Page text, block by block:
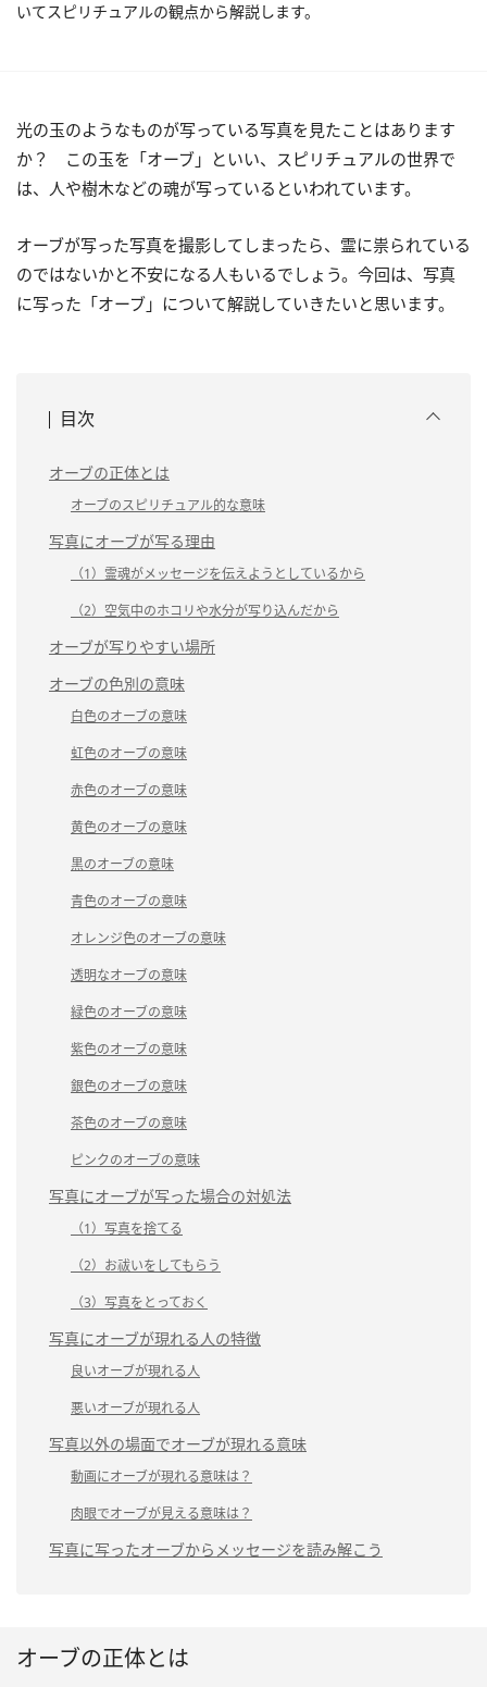
いてスピリチュアルの観点から解説します。
光の玉のようなものが写っている写真を見たことはあります
か？ この玉を「オーブ」といい、スピリチュアルの世界で
は、人や樹木などの魂が写っているといわれています。
オーブが写った写真を撮影してしまったら、霊に祟られている
のではないかと不安になる人もいるでしょう。今回は、写真
に写った「オーブ」について解説していきたいと思います。
目次
オーブの正体とは
オーブのスピリチュアル的な意味
写真にオーブが写る理由
（1）霊魂がメッセージを伝えようとしているから
（2）空気中のホコリや水分が写り込んだから
オーブが写りやすい場所
オーブの色別の意味
白色のオーブの意味
虹色のオーブの意味
赤色のオーブの意味
黄色のオーブの意味
黒のオーブの意味
青色のオーブの意味
オレンジ色のオーブの意味
透明なオーブの意味
緑色のオーブの意味
紫色のオーブの意味
銀色のオーブの意味
茶色のオーブの意味
ピンクのオーブの意味
写真にオーブが写った場合の対処法
（1）写真を捨てる
（2）お祓いをしてもらう
（3）写真をとっておく
写真にオーブが現れる人の特徴
良いオーブが現れる人
悪いオーブが現れる人
写真以外の場面でオーブが現れる意味
動画にオーブが現れる意味は？
肉眼でオーブが見える意味は？
写真に写ったオーブからメッセージを読み解こう
オーブの正体とは